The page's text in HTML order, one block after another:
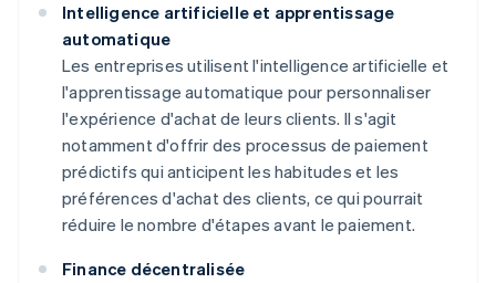
Intelligence artificielle et apprentissage
automatique
Les entreprises utilisent l'intelligence artificielle et
l'apprentissage automatique pour personnaliser
l'expérience d'achat de leurs clients. Il s'agit
notamment d'offrir des processus de paiement
prédictifs qui anticipent les habitudes et les
préférences d'achat des clients, ce qui pourrait
réduire le nombre d'étapes avant le paiement.
Finance décentralisée